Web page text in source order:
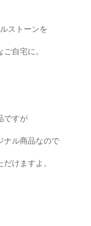
ストーンを
自宅に。
ですが
ナル商品なので
けますよ。